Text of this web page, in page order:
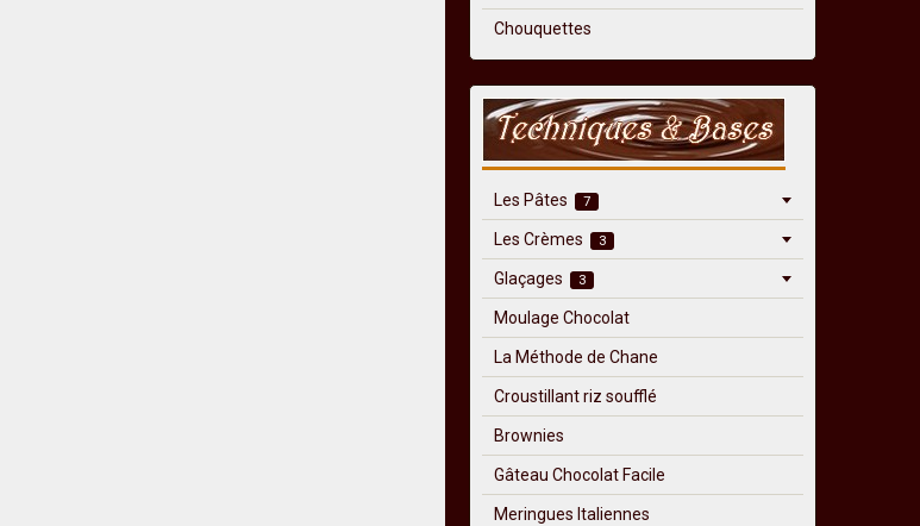
Chouquettes
Les Pâtes 7
Les Crèmes 3
Glaçages 3
Moulage Chocolat
La Méthode de Chane
Croustillant riz soufflé
Brownies
Gâteau Chocolat Facile
Meringues Italiennes